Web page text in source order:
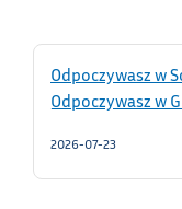
Odpoczywasz w
Odpoczywasz w
2026-07-23